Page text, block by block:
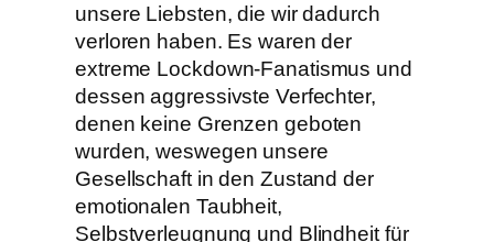
unsere Liebsten, die wir dadurch
verloren haben. Es waren der
extreme Lockdown-Fanatismus und
dessen aggressivste Verfechter,
denen keine Grenzen geboten
wurden, weswegen unsere
Gesellschaft in den Zustand der
emotionalen Taubheit,
Selbstverleugnung und Blindheit für